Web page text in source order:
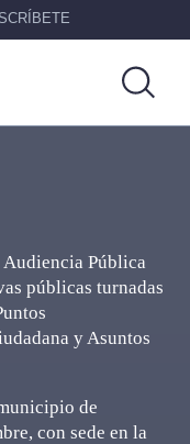
Pública
públicas turnadas
y Asuntos
de
con sede en la